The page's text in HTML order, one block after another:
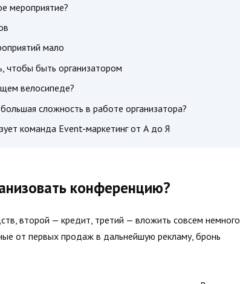
мероприятие?
мало
чтобы быть организатором
велосипеде?
сложность в работе организатора?
команда Event-маркетинг от А до Я
конференцию?
второй — кредит, третий — вложить совсем немного
от первых продаж в дальнейшую рекламу, бронь